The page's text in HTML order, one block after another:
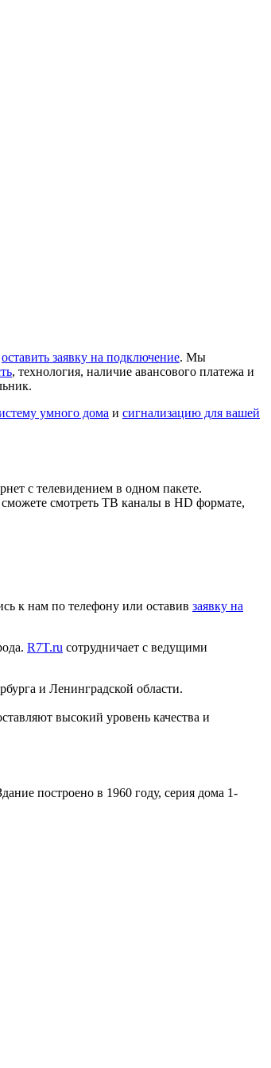
оставить заявку на подключение. Мы
, технология, наличие авансового платежа и
умного дома и сигнализацию для вашей
с телевидением в одном пакете.
смотреть ТВ каналы в HD формате,
к нам по телефону или оставив заявку на
R7T.ru сотрудничает с ведущими
и Ленинградской области.
высокий уровень качества и
построено в 1960 году, серия дома 1-